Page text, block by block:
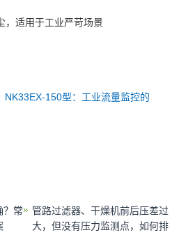
，适用于工业严苛场景‌
NK33EX-150型：工业流量监控的
？常
管路过滤器、干燥机前后压差过
大，但没有压力监测点，如何排